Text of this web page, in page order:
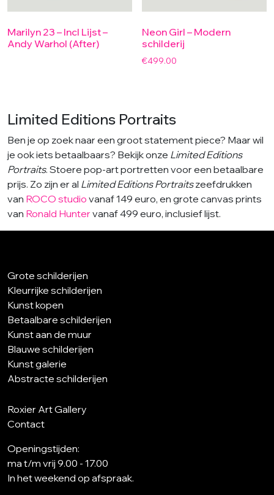
Marilyn 23 – Incl Lijst –
Andy Warhol (After)
Neon Girl – Modern
schilderij
€499.00
Limited Editions Portraits
Ben je op zoek naar een groot statement piece? Maar wil
je ook iets betaalbaars? Bekijk onze Limited Editions
Portraits. Stoere pop-art portretten voor een betaalbare
prijs. Zo zijn er al Limited Editions Portraitszeefdrukken
van ROCO studio vanaf 149 euro, en grote canvas prints
van Ronald Hunter vanaf 499 euro, inclusief lijst.
Grote schilderijen
Kleurrijke schilderijen
Kunst kopen
Betaalbare schilderijen
Kunst aan de muur
Blauwe schilderijen
Kunst galerie
Abstracte schilderijen
Roxier Art Gallery
Contact
Openingstijden:
ma t/m vrij 9.00 - 17.00
In het weekend op afspraak.